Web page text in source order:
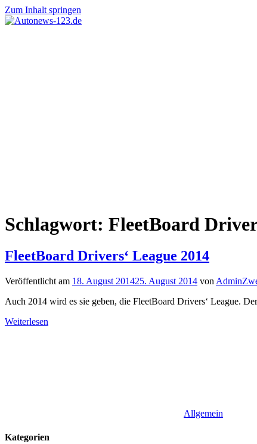
Zum Inhalt springen
Schlagwort: FleetBoard
FleetBoard Drivers‘ League 2014
Veröffentlicht am 18. August 201425. August 2014 von
Auch 2014 wird es sie geben, die FleetBoard Drivers‘ League.
Weiterlesen
Allgemein
Kategorien